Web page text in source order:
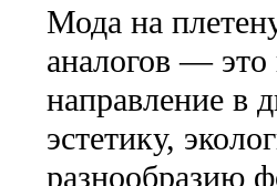
Мода на
аналогов — это
направление в
эстетику,
разнообразию